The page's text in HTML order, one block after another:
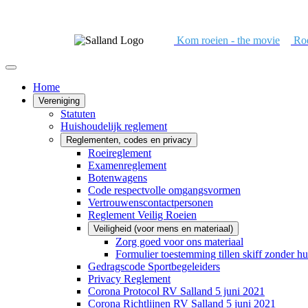
Kom roeien - the movie
Home
Vereniging
Statuten
Huishoudelijk reglement
Reglementen, codes en privacy
Roeireglement
Examenreglement
Botenwagens
Code respectvolle omgangsvormen
Vertrouwenscontactpersonen
Reglement Veilig Roeien
Veiligheid (voor mens en materiaal)
Zorg goed voor ons materiaal
Formulier toestemming tillen skiff zonder
Gedragscode Sportbegeleiders
Privacy Reglement
Corona Protocol RV Salland 5 juni 2021
Corona Richtlijnen RV Salland 5 juni 2021